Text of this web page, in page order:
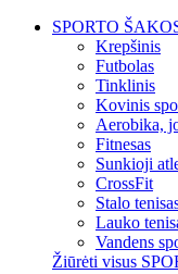
SPORTO
Krepšinis
Futbolas
Tinklinis
Kovinis
Aerobika,
Fitnesas
Sunkioji
CrossFit
Stalo
Lauko
Vandens
Žiūrėti visus